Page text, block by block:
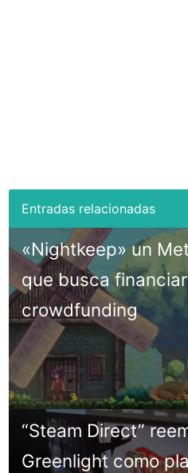
«Nightkeep» un
que busca
crowdfunding
“Steam Direct”
Greenlight como